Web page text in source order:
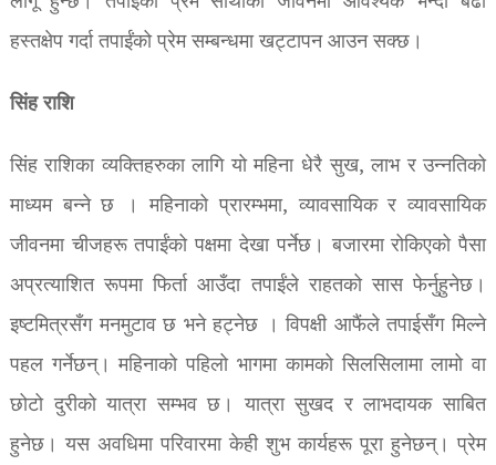
हस्तक्षेप गर्दा तपाईंको प्रेम सम्बन्धमा खट्टापन आउन सक्छ।
सिंह राशि
सिंह राशिका व्यक्तिहरुका लागि यो महिना धेरै सुख, लाभ र उन्नतिको
माध्यम बन्ने छ । महिनाको प्रारम्भमा, व्यावसायिक र व्यावसायिक
जीवनमा चीजहरू तपाईंको पक्षमा देखा पर्नेछ। बजारमा रोकिएको पैसा
अप्रत्याशित रूपमा फिर्ता आउँदा तपाईंले राहतको सास फेर्नुहुनेछ।
इष्टमित्रसँग मनमुटाव छ भने हट्नेछ । विपक्षी आफैंले तपाईसँग मिल्ने
पहल गर्नेछन्। महिनाको पहिलो भागमा कामको सिलसिलामा लामो वा
छोटो दुरीको यात्रा सम्भव छ। यात्रा सुखद र लाभदायक साबित
हुनेछ। यस अवधिमा परिवारमा केही शुभ कार्यहरू पूरा हुनेछन्। प्रेम